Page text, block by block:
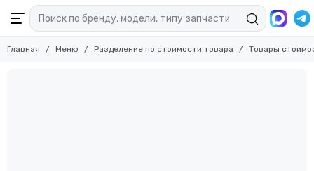
Главная Меню Разделение по стоимости товара Товары